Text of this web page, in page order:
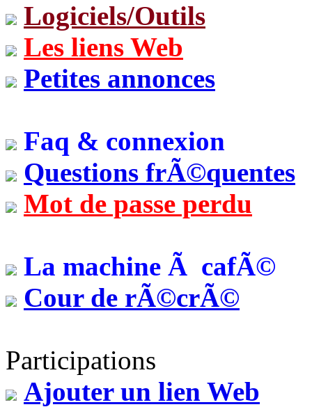
Logiciels/Outils
Les liens Web
Petites annonces
Faq & connexion
Questions frÃ©quentes
Mot de passe perdu
La machine Ã cafÃ©
Cour de rÃ©crÃ©
Participations
Ajouter un lien Web